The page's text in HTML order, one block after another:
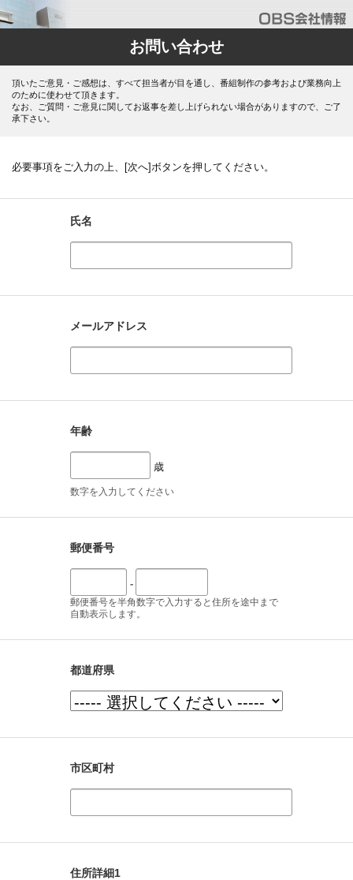
お問い合わせ
頂いたご意見・ご感想は、すべて担当者が目を通し、番組制作の参考および業務向上
のために使わせて頂きます。
なお、ご質問・ご意見に関してお返事を差し上げられない場合がありますので、ご了
承下さい。
必要事項をご入力の上、[次へ]ボタンを押してください。
氏名
メールアドレス
年齢
歳
数字を入力してください
郵便番号
-
郵便番号を半角数字で入力すると住所を途中まで
自動表示します。
都道府県
市区町村
住所詳細1